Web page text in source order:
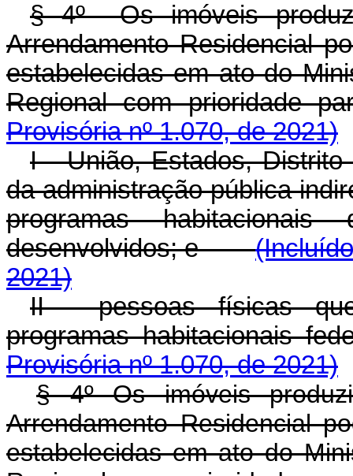
§ 4º Os imóveis
Arrendamento Residencial
estabelecidas em ato do
Regional com
Provisória nº 1.070, de 2021)
I - União, Estados,
da administração pública
programas
desenvolvidos; e
2021)
II - pessoas físicas
programas habitacionais
Provisória nº 1.070, de 2021)
§ 4º Os imóveis
Arrendamento Residencial
estabelecidas em ato do